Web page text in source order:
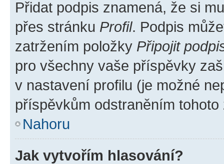
Přidat podpis znamená, že si
přes stránku Profil. Podpis
zatržením položky Připojit
pro všechny vaše příspěvky
v nastavení profilu (je možné
příspěvkům odstraněním
Nahoru
Jak vytvořím hlasování?